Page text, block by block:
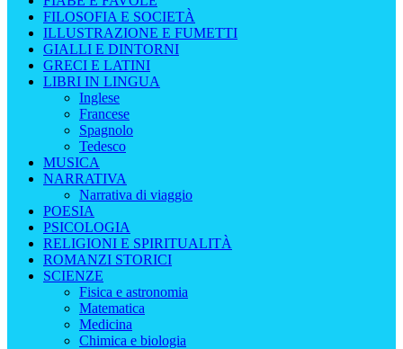
FILOSOFIA E SOCIETÀ
ILLUSTRAZIONE E FUMETTI
GIALLI E DINTORNI
GRECI E LATINI
LIBRI IN LINGUA
Inglese
Francese
Spagnolo
Tedesco
MUSICA
NARRATIVA
Narrativa di viaggio
POESIA
PSICOLOGIA
RELIGIONI E SPIRITUALITÀ
ROMANZI STORICI
SCIENZE
Fisica e astronomia
Matematica
Medicina
Chimica e biologia